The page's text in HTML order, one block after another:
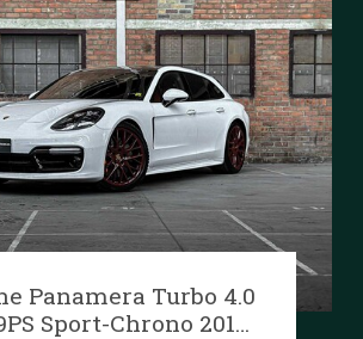
Panamera Turbo 4.0
Sport-Chrono 2017